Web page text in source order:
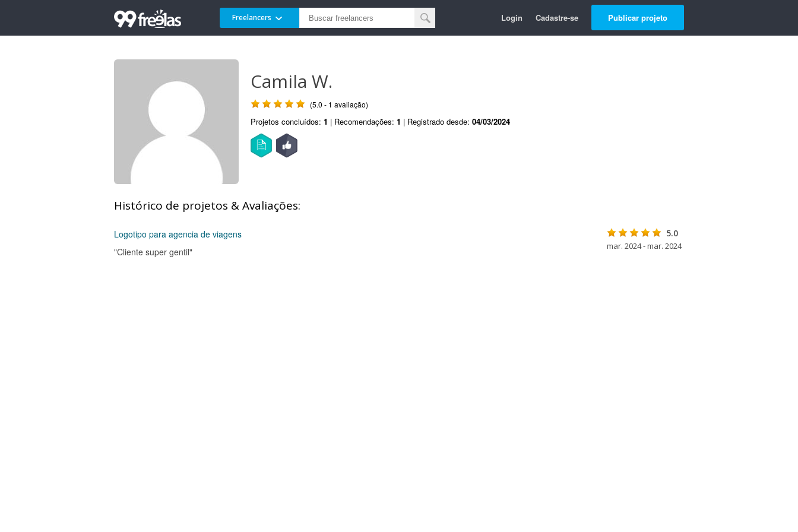
Freelancers Login Cadastre-se Publicar projeto
Camila W.
(5.0 - 1 avaliação)
Projetos concluídos: 1 | Recomendações: 1 | Registrado desde: 04/03/2024
Histórico de projetos & Avaliações:
Logotipo para agencia de viagens
"Cliente super gentil"
5.0
mar. 2024 - mar. 2024